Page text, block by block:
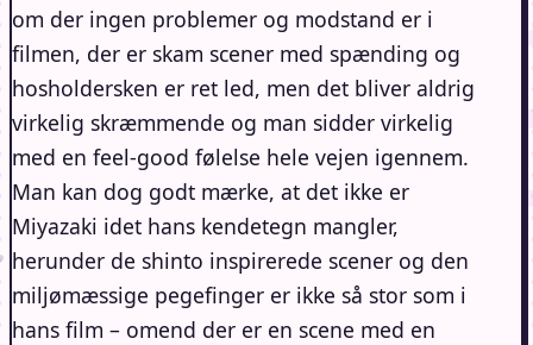
om der ingen problemer og modstand er i
filmen, der er skam scener med spænding og
hosholdersken er ret led, men det bliver aldrig
virkelig skræmmende og man sidder virkelig
med en feel-good følelse hele vejen igennem.
Man kan dog godt mærke, at det ikke er
Miyazaki idet hans kendetegn mangler,
herunder de shinto inspirerede scener og den
miljømæssige pegefinger er ikke så stor som i
hans film – omend der er en scene med en